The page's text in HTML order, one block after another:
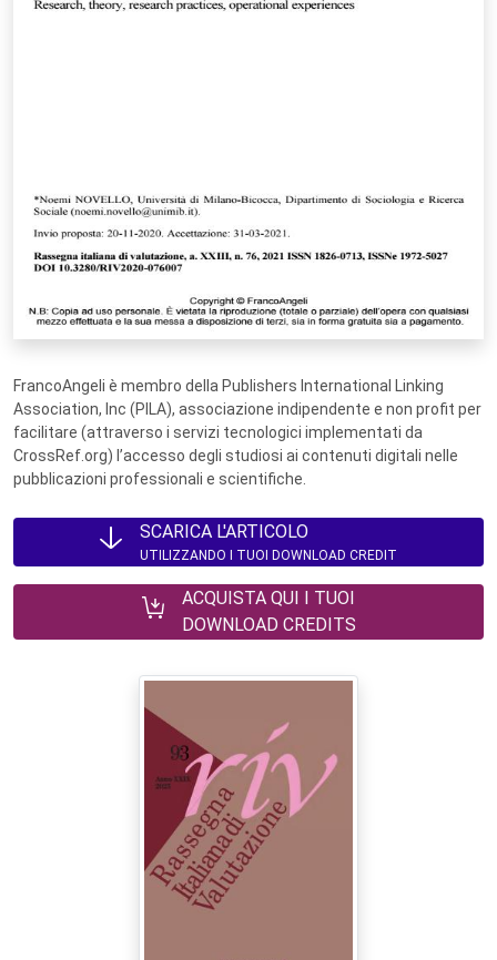
FrancoAngeli è membro della Publishers International Linking
Association, Inc (PILA), associazione indipendente e non profit per
facilitare (attraverso i servizi tecnologici implementati da
CrossRef.org) l’accesso degli studiosi ai contenuti digitali nelle
pubblicazioni professionali e scientifiche.
SCARICA L'ARTICOLO
UTILIZZANDO I TUOI DOWNLOAD CREDIT
ACQUISTA QUI I TUOI
DOWNLOAD CREDITS